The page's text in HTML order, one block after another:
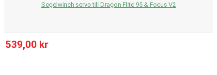
Segelwinch servo till Dragon Flite 95 & Focus V2
539,00 kr